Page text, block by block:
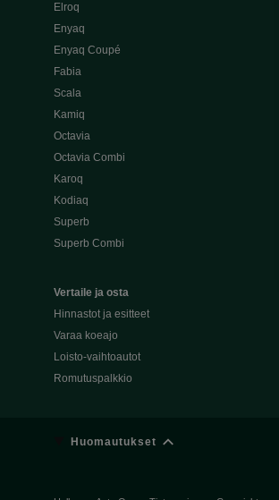
Elroq
Enyaq
Enyaq Coupé
Fabia
Scala
Kamiq
Octavia
Octavia Combi
Karoq
Kodiaq
Superb
Superb Combi
Vertaile ja osta
Hinnastot ja esitteet
Varaa koeajo
Loisto-vaihtoautot
Romutuspalkkio
Huomautukset